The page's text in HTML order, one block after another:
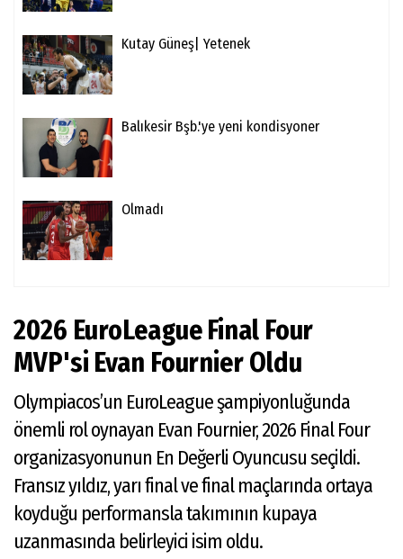
Kutay Güneş| Yetenek
Balıkesir Bşb.'ye yeni kondisyoner
Olmadı
2026 EuroLeague Final Four
MVP'si Evan Fournier Oldu
Olympiacos’un EuroLeague şampiyonluğunda
önemli rol oynayan Evan Fournier, 2026 Final Four
organizasyonunun En Değerli Oyuncusu seçildi.
Fransız yıldız, yarı final ve final maçlarında ortaya
koyduğu performansla takımının kupaya
uzanmasında belirleyici isim oldu.